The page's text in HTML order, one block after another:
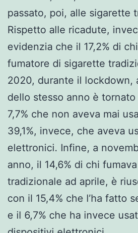
passato, poi, alle sigarette
Rispetto alle ricadute,
evidenzia che il 17,2% di
fumatore di sigarette
2020, durante il lockdown,
dello stesso anno è
7,7% che non aveva mai
39,1%, invece, che aveva
elettronici. Infine, a
anno, il 14,6% di chi
tradizionale ad aprile, è
con il 15,4% che l’ha fatto
e il 6,7% che ha invece